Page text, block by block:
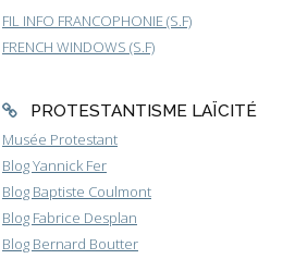
FIL INFO FRANCOPHONIE (S.F)
FRENCH WINDOWS (S.F)
PROTESTANTISME LAÏCITÉ
Musée Protestant
Blog Yannick Fer
Blog Baptiste Coulmont
Blog Fabrice Desplan
Blog Bernard Boutter